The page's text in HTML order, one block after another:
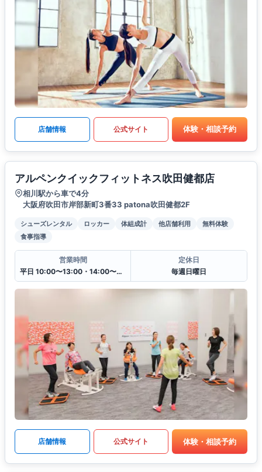
店舗情報 公式サイト 体験・相談予約
アルペンクイックフィットネス吹田健都店
相川駅から車で4分
大阪府吹田市岸部新町3番33 patona吹田健都2F
シューズレンタル ロッカー 体組成計 他店舗利用
無料体験
食事指導
営業時間
平日 10:00〜13:00・14:00〜20:00
定休日
毎週日曜日
店舗情報 公式サイト 体験・相談予約